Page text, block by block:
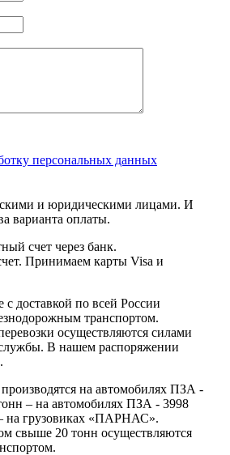
персональных данных
и юридическими лицами. И
варианта оплаты.
счет через банк.
Принимаем карты Visa и
доставкой по всей России
транспортом.
осуществляются силами
В нашем распоряжении
на автомобилях ПЗА -
– на автомобилях ПЗА - 3998
на грузовиках «ПАРНАС».
свыше 20 тонн осуществляются